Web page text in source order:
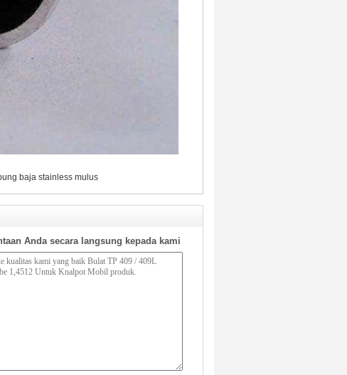
baja stainless mulus
Anda secara langsung kepada kami